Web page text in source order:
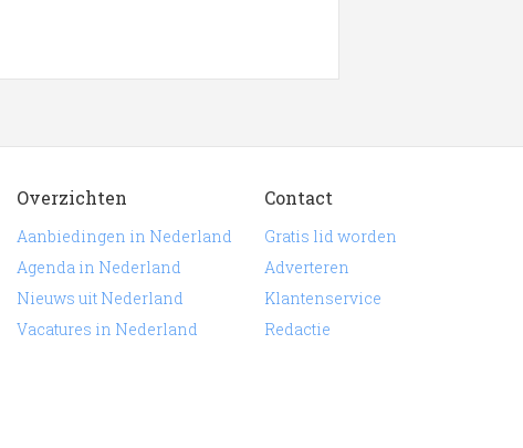
Overzichten
Aanbiedingen in Nederland
Agenda in Nederland
Nieuws uit Nederland
Vacatures in Nederland
Contact
Gratis lid worden
Adverteren
Klantenservice
Redactie